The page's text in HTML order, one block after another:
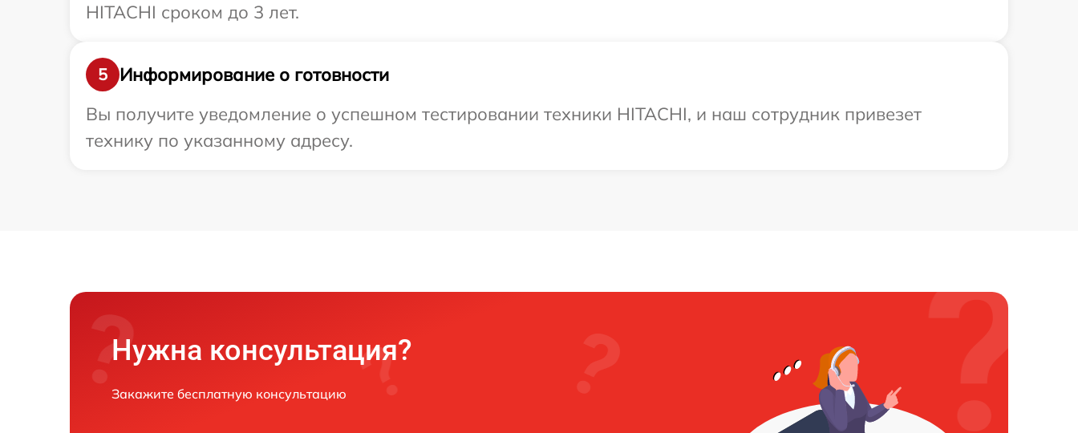
HITACHI сроком до 3 лет.
5
Информирование о готовности
Вы получите уведомление о успешном тестировании техники HITACHI, и наш сотрудник привезет
технику по указанному адресу.
Нужна консультация?
Закажите бесплатную консультацию